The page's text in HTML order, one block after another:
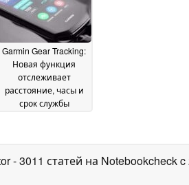
Garmin Gear Tracking:
Новая функция
отслеживает
расстояние, часы и
срок службы
- 3011 статей на Notebookcheckc